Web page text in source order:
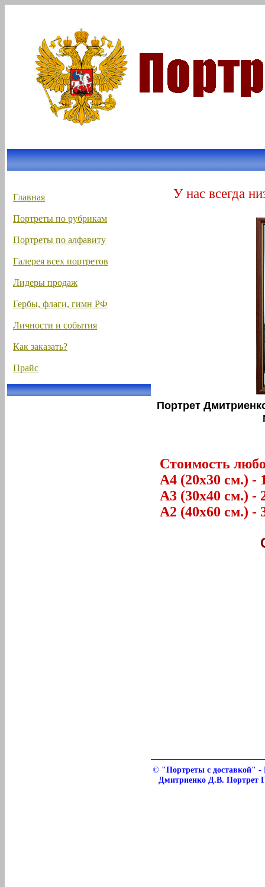
Главная
Портреты по рубрикам
Портреты по алфавиту
Галерея всех портретов
Лидеры продаж
Гербы, флаги, гимн РФ
Личности и события
Как заказать?
Прайс
У нас всегда
Портрет
Стоимость
А4 (20х30 см.) -
А3 (30х40 см.) -
А2 (40х60 см.) -
© "Портреты с доставкой" -
Дмитриенко Д.В. Портрет